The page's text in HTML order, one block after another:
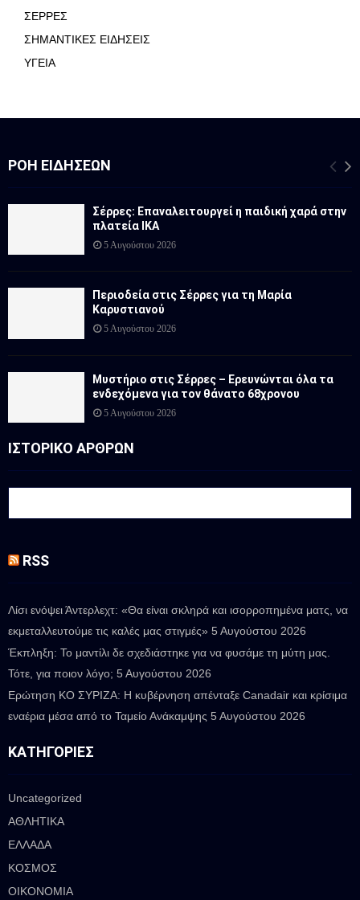
ΣΕΡΡΕΣ
ΣΗΜΑΝΤΙΚΕΣ ΕΙΔΗΣΕΙΣ
ΥΓΕΙΑ
ΡΟΉ ΕΙΔΉΣΕΩΝ
Σέρρες: Επαναλειτουργεί η παιδική χαρά στην
πλατεία ΙΚΑ
5 Αυγούστου 2026
Περιοδεία στις Σέρρες για τη Μαρία
Καρυστιανού
5 Αυγούστου 2026
Μυστήριο στις Σέρρες – Ερευνώνται όλα τα
ενδεχόμενα για τον θάνατο 68χρονου
5 Αυγούστου 2026
ΙΣΤΟΡΙΚΟ ΑΡΘΡΩΝ
RSS
Λίσι ενόψει Άντερλεχτ: «Θα είναι σκληρά και ισορροπημένα ματς, να
εκμεταλλευτούμε τις καλές μας στιγμές» 5 Αυγούστου 2026
Έκπληξη: Το μαντίλι δε σχεδιάστηκε για να φυσάμε τη μύτη μας.
Τότε, για ποιον λόγο; 5 Αυγούστου 2026
Ερώτηση ΚΟ ΣΥΡΙΖΑ: Η κυβέρνηση απένταξε Canadair και κρίσιμα
εναέρια μέσα από το Ταμείο Ανάκαμψης 5 Αυγούστου 2026
ΚΑΤΗΓΟΡΊΕΣ
Uncategorized
ΑΘΛΗΤΙΚΑ
ΕΛΛΑΔΑ
ΚΟΣΜΟΣ
ΟΙΚΟΝΟΜΙΑ